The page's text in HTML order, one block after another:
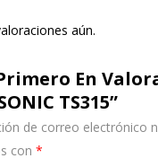
aún.
En
TS315”
de correo electrónico
con *